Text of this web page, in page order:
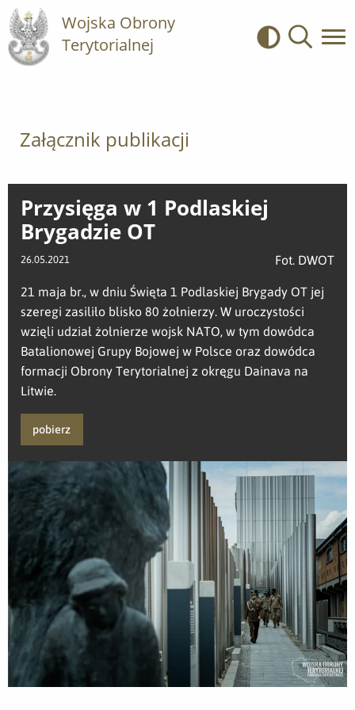
Wojska Obrony
Terytorialnej
Kontrast
Załącznik publikacji
Przysięga w 1 Podlaskiej
Brygadzie OT
26.05.2021 Fot. DWOT
21 maja br., w dniu Święta 1 Podlaskiej Brygady OT jej
szeregi zasiliło blisko 80 żołnierzy. W uroczystości
wzięli udział żołnierze wojsk NATO, w tym dowódca
Batalionowej Grupy Bojowej w Polsce oraz dowódca
formacji Obrony Terytorialnej z okręgu Dainava na
Litwie.
pobierz